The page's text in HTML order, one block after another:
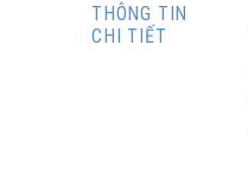
THÔNG TIN
CHI TIẾT